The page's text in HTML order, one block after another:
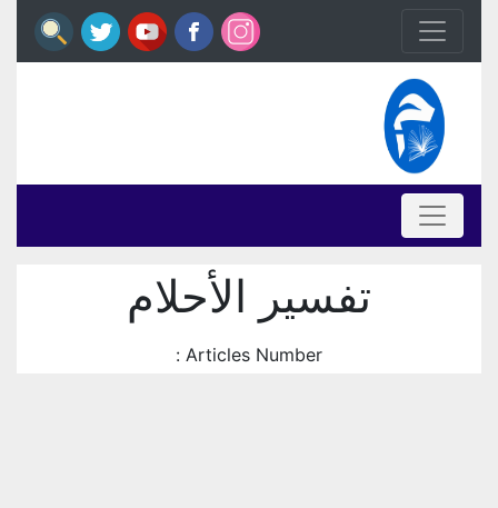
تفسير الأحلام
Articles Number :